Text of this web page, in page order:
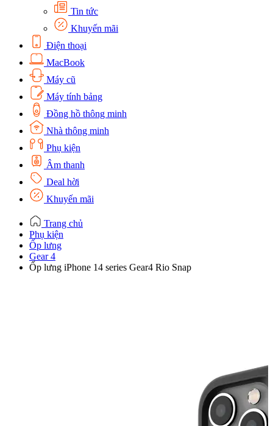
Tin tức
Khuyến mãi
Điện thoại
MacBook
Máy cũ
Máy tính bảng
Đồng hồ thông minh
Nhà thông minh
Phụ kiện
Âm thanh
Deal hời
Khuyến mãi
Trang chủ
Phụ kiện
Ốp lưng
Gear 4
Ốp lưng iPhone 14 series Gear4 Rio Snap